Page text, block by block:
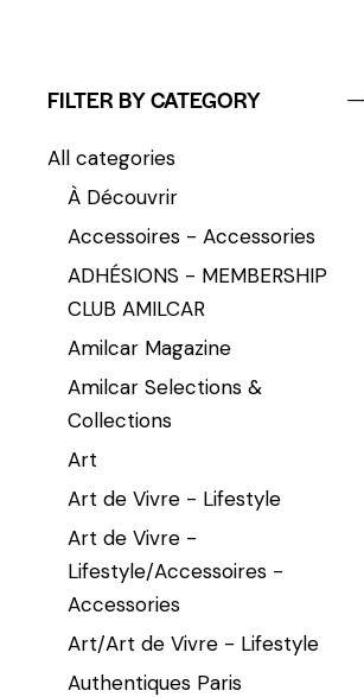
FILTER BY CATEGORY
All categories
À Découvrir
Accessoires - Accessories
ADHÉSIONS - MEMBERSHIP
CLUB AMILCAR
Amilcar Magazine
Amilcar Selections &
Collections
Art
Art de Vivre - Lifestyle
Art de Vivre -
Lifestyle/Accessoires -
Accessories
Art/Art de Vivre - Lifestyle
Authentiques Paris